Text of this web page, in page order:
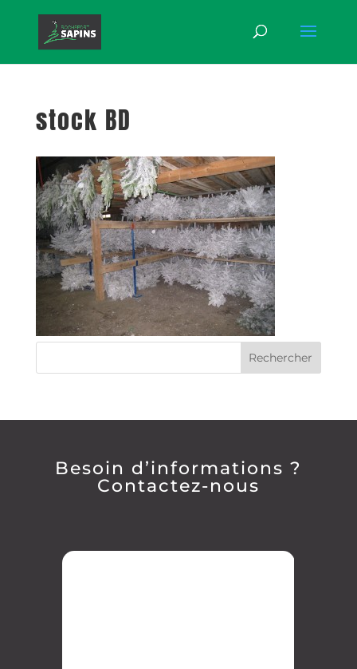
stock BD
Besoin d’informations ?
Contactez-nous